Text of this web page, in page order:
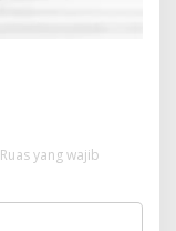
Ruas yang wajib